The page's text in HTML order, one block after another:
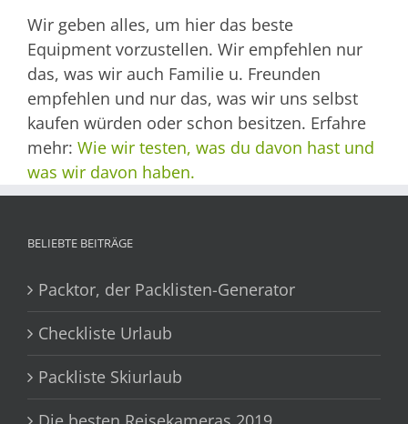
Wir geben alles, um hier das beste
Equipment vorzustellen. Wir empfehlen nur
das, was wir auch Familie u. Freunden
empfehlen und nur das, was wir uns selbst
kaufen würden oder schon besitzen. Erfahre
mehr: Wie wir testen, was du davon hast und
was wir davon haben.
BELIEBTE BEITRÄGE
Packtor, der Packlisten-Generator
Checkliste Urlaub
Packliste Skiurlaub